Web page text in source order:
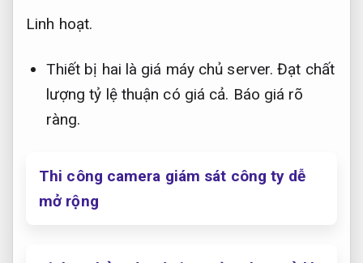
Linh hoạt.
Thiết bị hai là giá máy chủ server. Đạt chất
lượng tỷ lệ thuận có giá cả. Báo giá rõ
ràng.
Thi công camera giám sát công ty dễ
mở rộng